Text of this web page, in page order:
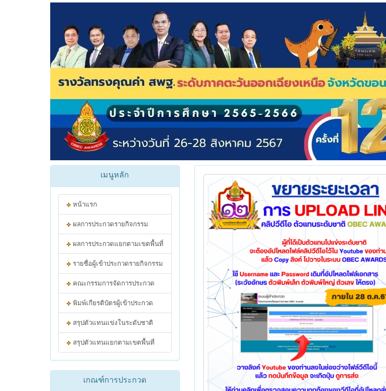
เมนูหลัก
หน้าแรก
ผลการประกวดรายกิจกรรม
ผลการประกวดแยกตามเขตพื้นที่
รายชื่อผู้เข้าประกวดรายกิจกรรม
คณะกรรมการจัดการประกวด
พิมพ์เกียรติบัตรผู้เข้าประกวด
สรุปตัวแทนแข่งในระดับชาติ
สรุปตัวแทนแยกตามเขตพื้นที่
เกณฑ์การประกวด